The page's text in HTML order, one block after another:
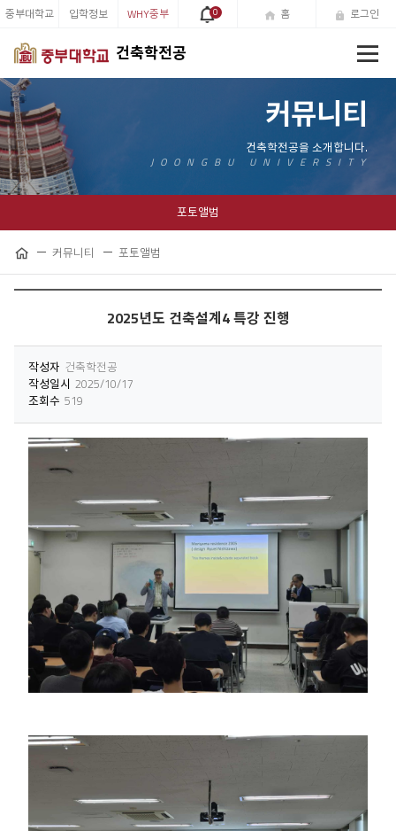
건축학전공
중부대학교 입학정보 WHY중부 0 홈 로그인
커뮤니티
포토앨범
홈
커뮤니티 포토앨범
유
하
2025년도 건축설계4 특강 진행
작성자 건축학전공
작성일시 2025/10/17
조회수 519